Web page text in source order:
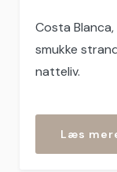
Costa
smukke
natteliv.
Læs